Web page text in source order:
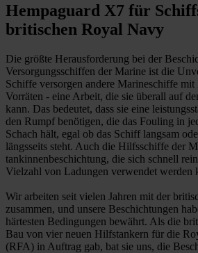
Hempaguard X7 für
britischen Royal Navy
Die größte Herausforderung bei der
Versorgungsschiffen der Marine ist die
Schiffe versorgen andere Marineschiffe
Vorräten - eine Arbeit, die sie überall auf
kann. Das bedeutet, dass sie eine
den Rumpf benötigen, die das Fouling in
Schach hält, egal ob das Schiff langsam
längsseits steht. Auch die Hilfsschiffe der
tankinnenbeschichtung, die sich schnell
Vielzahl von Ladungen verwendet werden
Wir arbeiten seit vielen Jahren mit der
zusammen, und unsere Beschichtungen
härtesten Bedingungen bewährt. Als die
Bau von vier neuen Hilfstankern für die
(RFA) in Auftrag gab, bat sie uns, die